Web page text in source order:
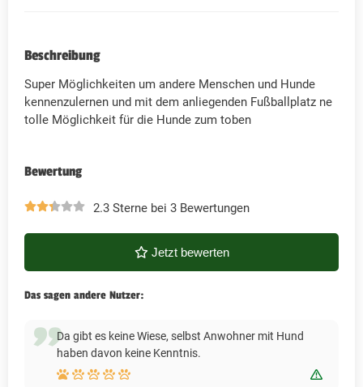
Beschreibung
Super Möglichkeiten um andere Menschen und Hunde
kennenzulernen und mit dem anliegenden Fußballplatz ne
tolle Möglichkeit für die Hunde zum toben
Bewertung
2.3 Sterne bei 3 Bewertungen
Jetzt bewerten
Das sagen andere Nutzer:
Da gibt es keine Wiese, selbst Anwohner mit Hund
haben davon keine Kenntnis.